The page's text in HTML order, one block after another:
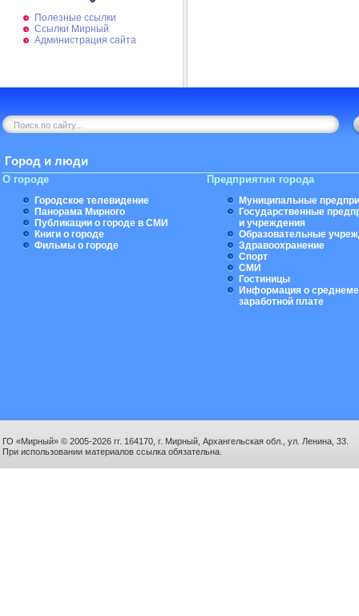
Полезные ссылки
Ссылки Мирный
Администрация сайта
Город и люди
О городе
Городское телевидение
Панорама Мирного
Публикации о городе в СМИ
Книги о городе
Фильмы о городе
Предприятия города
Муниципальные
Государственные
и учреждения
Образовательные
Здравоохранение
Спорт
СМИ
Гостиницы
Информация о
заработной плате
ГО «Мирный» © 2005-2026 гг. 164170, г. Мирный, Архангельская обл., ул. Ленина, 33.
При использовании материалов ссылка обязательна.